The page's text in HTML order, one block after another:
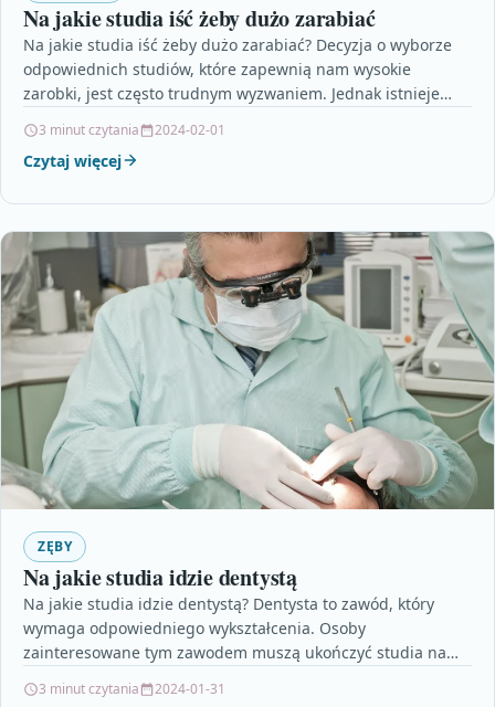
Na jakie studia iść żeby dużo zarabiać
Na jakie studia iść żeby dużo zarabiać? Decyzja o wyborze
odpowiednich studiów, które zapewnią nam wysokie
zarobki, jest często trudnym wyzwaniem. Jednak istnieje
3 minut czytania 2024-02-01
Czytaj więcej
ZĘBY
Na jakie studia idzie dentystą
Na jakie studia idzie dentystą? Dentysta to zawód, który
wymaga odpowiedniego wykształcenia. Osoby
zainteresowane tym zawodem muszą ukończyć studia na
3 minut czytania 2024-01-31